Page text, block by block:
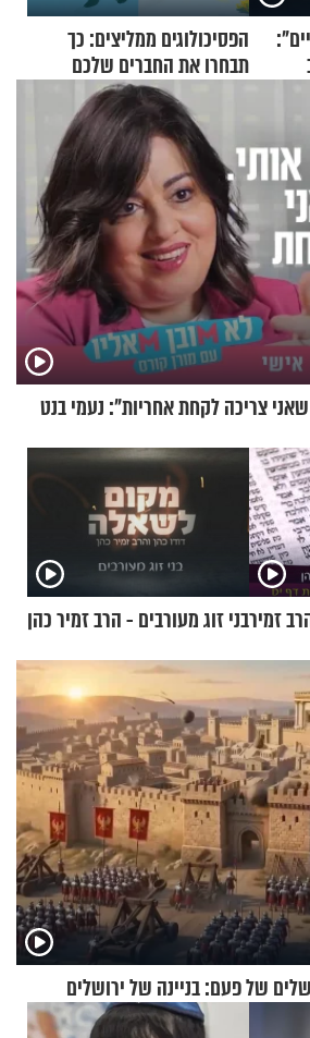
הפסיכולוגים ממליצים: כך
תבחרו את החברים שלכם
צריכה לקחת אחריות": נעמי בנט
זמירבני זוג מעורבים - הרב זמיר כהן
של פעם: בניינה של ירושלים